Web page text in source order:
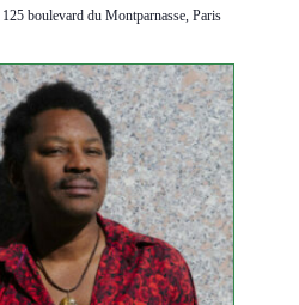
125 boulevard du Montparnasse, Paris